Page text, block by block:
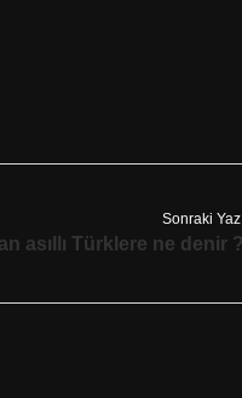
Sonraki
asıllı Türklere ne denir